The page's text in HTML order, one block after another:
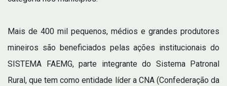
Mais de 400 mil pequenos, médios e grandes produtores
mineiros são beneficiados pelas ações institucionais do
SISTEMA FAEMG, parte integrante do Sistema Patronal
Rural, que tem como entidade líder a CNA (Confederação da